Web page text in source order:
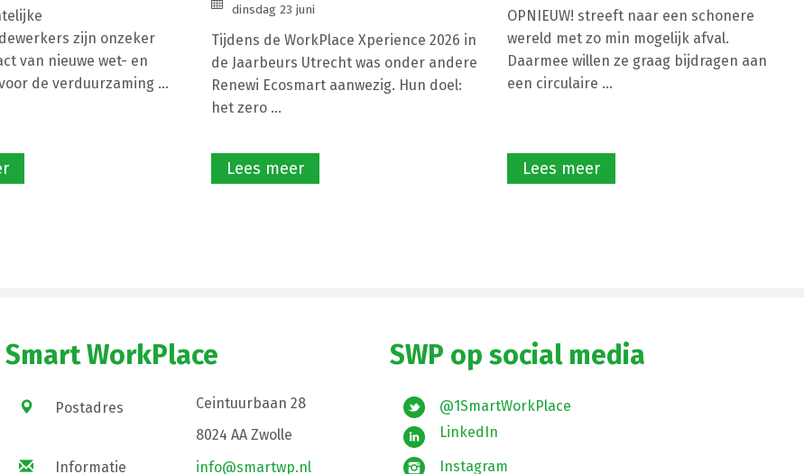
zijn onzeker
van nieuwe wet- en
de verduurzaming ...
dinsdag 23 juni
Tijdens de WorkPlace Xperience 2026 in
de Jaarbeurs Utrecht was onder andere
Renewi Ecosmart aanwezig. Hun doel:
het zero ...
Lees meer
OPNIEUW! streeft naar een schonere
wereld met zo min mogelijk afval.
Daarmee willen ze graag bijdragen aan
een circulaire ...
Lees meer
Smart WorkPlace
Postadres
Ceintuurbaan 28
8024 AA Zwolle
Informatie
info@smartwp.nl
SWP op social media
@1SmartWorkPlace
LinkedIn
Instagram